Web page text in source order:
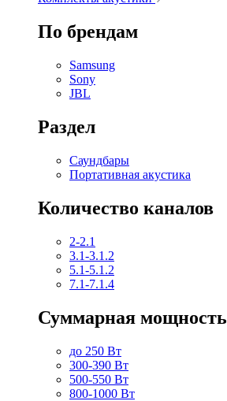
По брендам
Samsung
Sony
JBL
Раздел
Саундбары
Портативная акустика
Количество каналов
2-2.1
3.1-3.1.2
5.1-5.1.2
7.1-7.1.4
Суммарная мощность
до 250 Вт
300-390 Вт
500-550 Вт
800-1000 Вт